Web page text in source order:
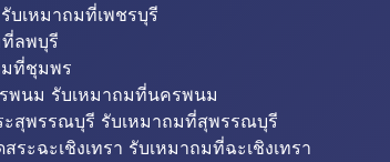
บเหมาถมที่เพชรบุรี
ลพบุรี
มที่ชุมพร
พนม รับเหมาถมที่นครพนม
สุพรรณบุรี รับเหมาถมที่สุพรรณบุรี
ระฉะเชิงเทรา รับเหมาถมที่ฉะเชิงเทรา